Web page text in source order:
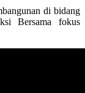
di bidang
Bersama fokus